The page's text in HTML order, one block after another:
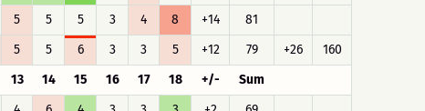
5 5 5 3 4 8 +14
81
5 5 6 3 3 5 +12 79 +26
160
13 14 15 16 17 18 +/-
Sum